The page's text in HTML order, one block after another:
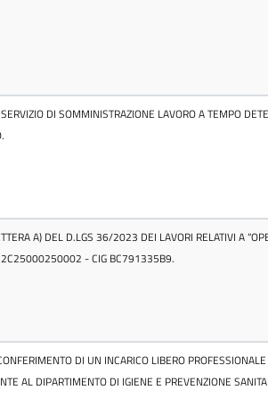
DI SOMMINISTRAZIONE LAVORO A TEMPO
A) DEL D.LGS 36/2023 DEI LAVORI RELATIVI A
- CIG BC791335B9.
DI UN INCARICO LIBERO
AL DIPARTIMENTO DI IGIENE E PREVENZIONE